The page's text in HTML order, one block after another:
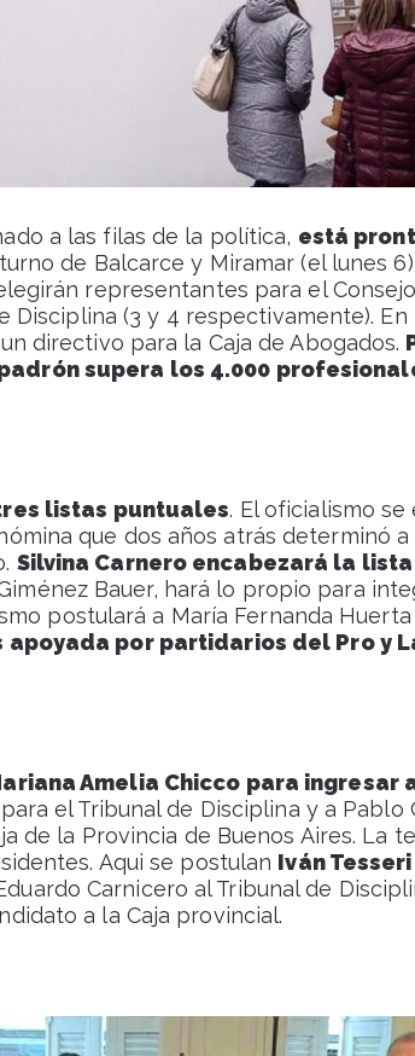
a las filas de la política, está
de Balcarce y Miramar (el lunes
representantes para el
Disciplina (3 y 4 respectivamente). En
directivo para la Caja de Abogados.
supera los 4.000
listas puntuales. El oficialismo se
que dos años atrás determinó
Silvina Carnero encabezará la
Bauer, hará lo propio para
postulará a María Fernanda
apoyada por partidarios del Pro y
Amelia Chicco para ingresar
el Tribunal de Disciplina y a Pablo
de la Provincia de Buenos Aires. La
Aqui se postulan Iván
Carnicero al Tribunal de
a la Caja provincial.